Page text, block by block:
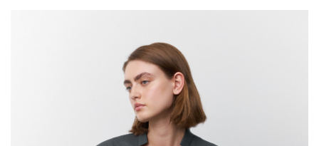
Недавно просмотренные товары